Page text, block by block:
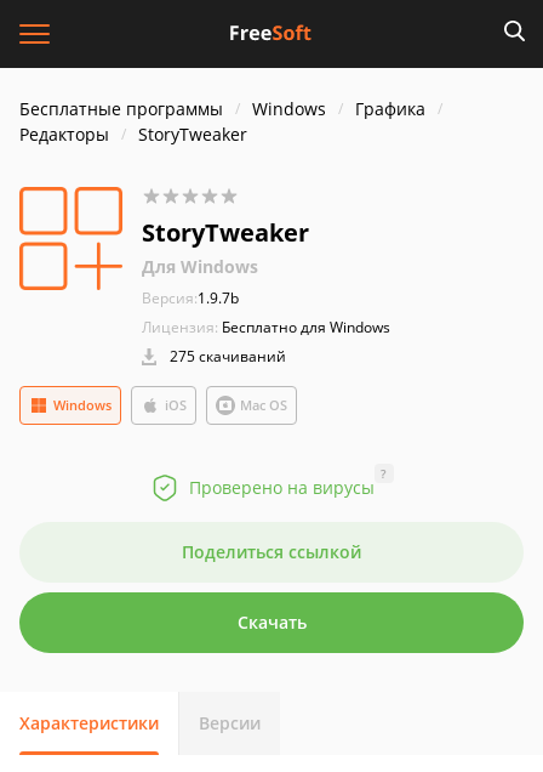
Бесплатные программы Windows
Графика
Редакторы
StoryTweaker
StoryTweaker
Для Windows
Версия:1.9.7b
Лицензия: Бесплатно для Windows
275 скачиваний
iOS Mac OS
Windows
Проверено на вирусы
?
Поделиться ссылкой
Скачать
Характеристики Версии